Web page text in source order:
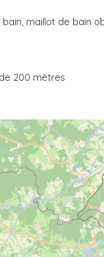
maillot de bain
200 mètres